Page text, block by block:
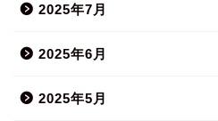
2025年7月
2025年6月
2025年5月